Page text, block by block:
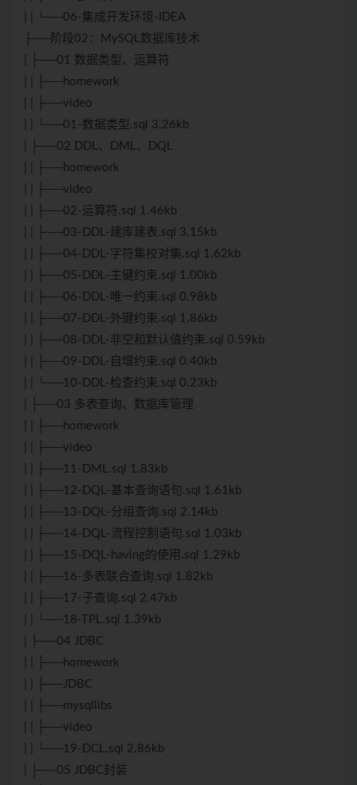
| | └──06-集成开发环境-IDEA
├──阶段02：
MySQL数据库技术
| ├──01 数据类型、运算符
| | ├──homework
| | ├──video
| | └──01-数据类型.sql 3.26kb
| ├──02 DDL、DML、DQL
| | ├──homework
| | ├──video
| | ├──02-运算符.sql 1.46kb
| | ├──03-DDL-建库建表.sql 3.15kb
| | ├──04-DDL-字符集校对集.sql 1.62kb
| | ├──05-DDL-主键约束.sql 1.00kb
| | ├──06-DDL-唯一约束.sql 0.98kb
| | ├──07-DDL-外键约束.sql 1.86kb
| | ├──08-DDL-非空和默认值约束.sql 0.59kb
| | ├──09-DDL-自增约束.sql 0.40kb
| | └──10-DDL-检查约束.sql 0.23kb
| ├──03 多表查询、数据库管理
| | ├──homework
| | ├──video
| | ├──11-DML.sql 1.83kb
| | ├──12-DQL-基本查询语句.sql 1.61kb
| | ├──13-DQL-分组查询.sql 2.14kb
| | ├──14-DQL-流程控制语句.sql 1.03kb
| | ├──15-DQL-having的使用.sql 1.29kb
| | ├──16-多表联合查询.sql 1.82kb
| | ├──17-子查询.sql 2.47kb
| | └──18-TPL.sql 1.39kb
| ├──04 JDBC
| | ├──homework
| | ├──JDBC
| | ├──mysqllibs
| | ├──video
| | └──19-DCL.sql 2.86kb
| ├──05 JDBC封装